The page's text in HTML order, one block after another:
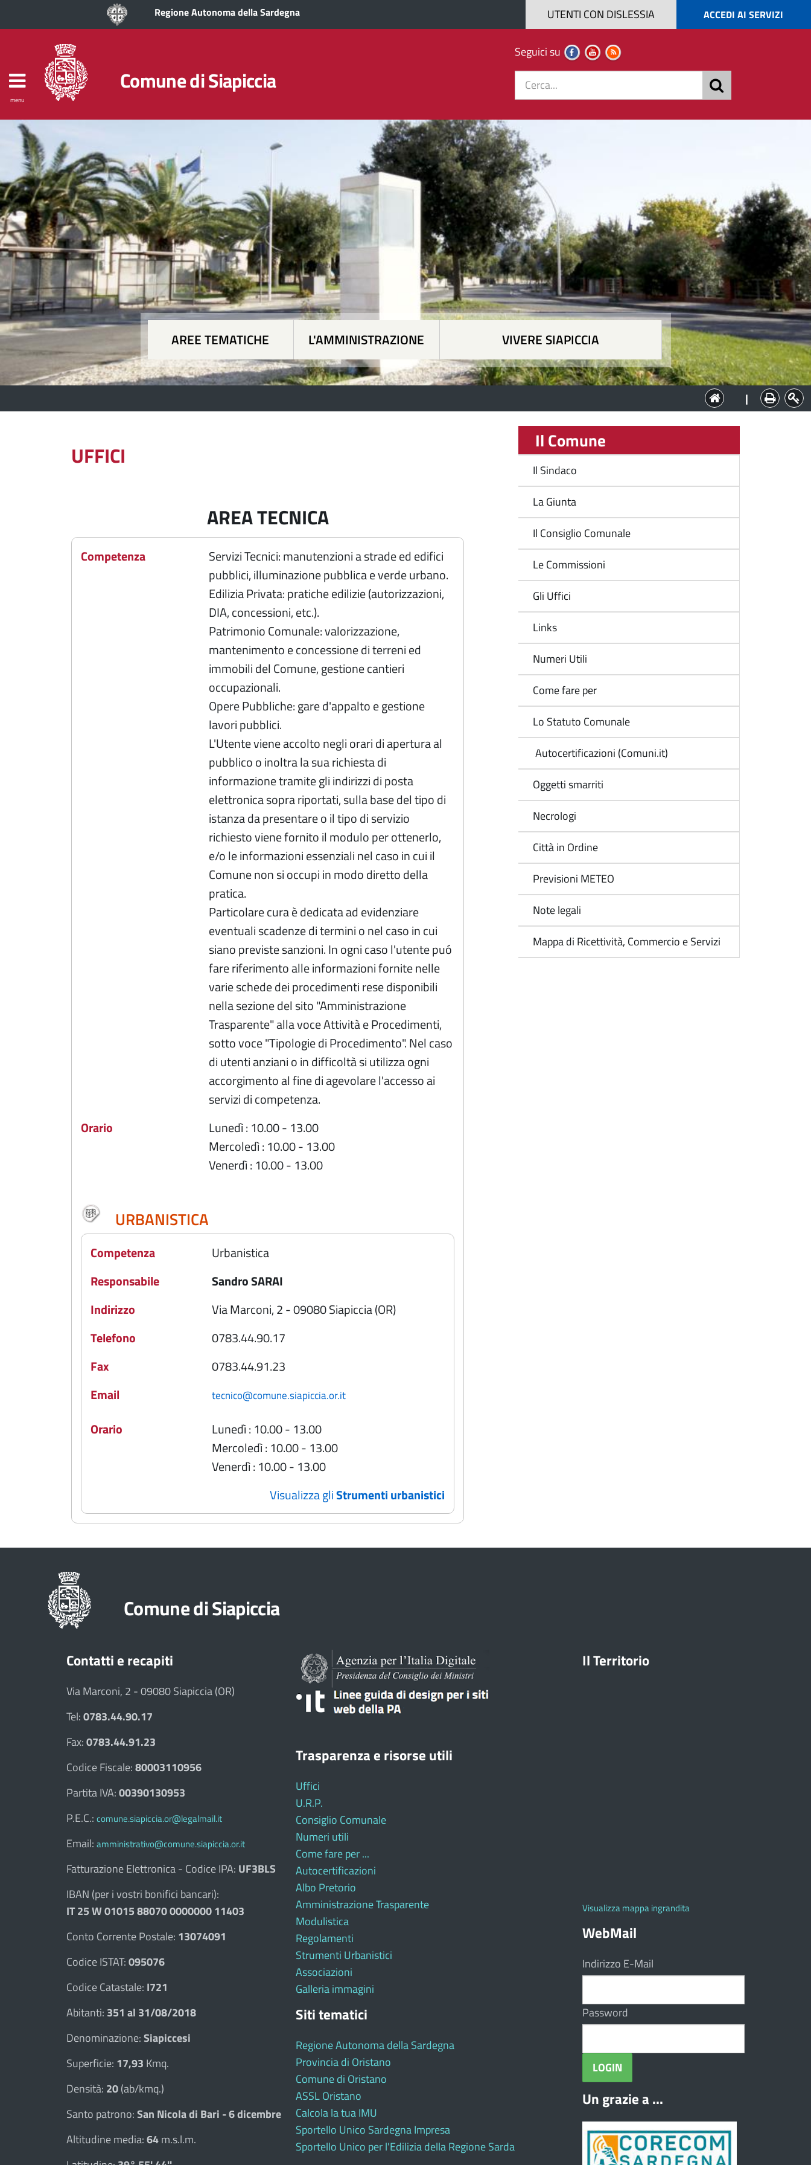
Regione Autonoma della Sardegna ACCEDI AI SERVIZI
UTENTI CON DISLESSIA
menu
Comune di Siapiccia
Seguici su
AREE TEMATICHE L'AMMINISTRAZIONE VIVERE SIAPICCIA
|
UFFICI
AREA TECNICA
Competenza
Servizi Tecnici: manutenzioni a strade ed edifici
pubblici, illuminazione pubblica e verde urbano.
Edilizia Privata: pratiche edilizie (autorizzazioni,
DIA, concessioni, etc.).
Patrimonio Comunale: valorizzazione,
mantenimento e concessione di terreni ed
immobili del Comune, gestione cantieri
occupazionali.
Opere Pubbliche: gare d'appalto e gestione
lavori pubblici.
L'Utente viene accolto negli orari di apertura al
pubblico o inoltra la sua richiesta di
informazione tramite gli indirizzi di posta
elettronica sopra riportati, sulla base del tipo di
istanza da presentare o il tipo di servizio
richiesto viene fornito il modulo per ottenerlo,
e/o le informazioni essenziali nel caso in cui il
Comune non si occupi in modo diretto della
pratica.
Particolare cura è dedicata ad evidenziare
eventuali scadenze di termini o nel caso in cui
siano previste sanzioni. In ogni caso l'utente puó
fare riferimento alle informazioni fornite nelle
varie schede dei procedimenti rese disponibili
nella sezione del sito "Amministrazione
Trasparente" alla voce Attività e Procedimenti,
sotto voce "Tipologie di Procedimento". Nel caso
di utenti anziani o in difficoltà si utilizza ogni
accorgimento al fine di agevolare l'accesso ai
servizi di competenza.
Orario
Lunedì : 10.00 - 13.00
Mercoledì : 10.00 - 13.00
Venerdì : 10.00 - 13.00
URBANISTICA
Competenza
Urbanistica
Responsabile
Sandro SARAI
Indirizzo
Via Marconi, 2 - 09080 Siapiccia (OR)
Telefono
0783.44.90.17
Fax
0783.44.91.23
Email
tecnico@comune.siapiccia.or.it
Orario
Lunedì : 10.00 - 13.00
Mercoledì : 10.00 - 13.00
Venerdì : 10.00 - 13.00
Visualizza gliStrumenti urbanistici
Il Comune
Il Sindaco
La Giunta
Il Consiglio Comunale
Le Commissioni
Gli Uffici
Links
Numeri Utili
Come fare per
Lo Statuto Comunale
Autocertificazioni (Comuni.it)
Oggetti smarriti
Necrologi
Città in Ordine
Previsioni METEO
Note legali
Mappa di Ricettività, Commercio e Servizi
Comune di Siapiccia
Contatti e recapiti
Via Marconi, 2 - 09080 Siapiccia (OR)
Tel:0783.44.90.17
Fax:0783.44.91.23
Codice Fiscale:80003110956
Partita IVA:00390130953
P.E.C.: comune.siapiccia.or@legalmail.it
Email: amministrativo@comune.siapiccia.or.it
Fatturazione Elettronica - Codice IPA: UF3BLS
IBAN (per i vostri bonifici bancari):
IT 25 W 01015 88070 0000000 11403
Conto Corrente Postale: 13074091
Codice ISTAT:095076
Codice Catastale: I721
Abitanti: 351 al 31/08/2018
Denominazione:Siapiccesi
Superficie: 17,93 Kmq.
Densità: 20(ab/kmq.)
Santo patrono:San Nicola di Bari - 6 dicembre
Altitudine media:64m.s.l.m.
Trasparenza e risorse utili
Uffici
U.R.P.
Consiglio Comunale
Numeri utili
Come fare per ...
Autocertificazioni
Albo Pretorio
Amministrazione Trasparente
Modulistica
Regolamenti
Strumenti Urbanistici
Associazioni
Galleria immagini
Siti tematici
Regione Autonoma della Sardegna
Provincia di Oristano
Comune di Oristano
ASSL Oristano
Calcola la tua IMU
Sportello Unico Sardegna Impresa
Sportello Unico per l'Edilizia della Regione Sarda
Il Territorio
Visualizza mappa ingrandita
WebMail
Indirizzo E-Mail
Password
Un grazie a ...